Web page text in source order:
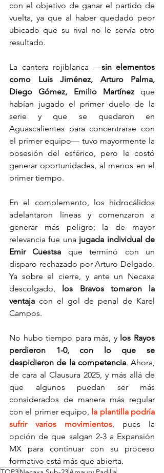
con el objetivo de ganar el partido de
vuelta, ya que al haber quedado peor
ubicado que su rival no le servía otro
resultado.
La cantera rojiblanca —sin elementos
como Luis Jiménez, Arturo Palma,
Diego Gómez, Emilio Martínez que
habían jugado el primer duelo de la
serie y que se quedaron en
Aguascalientes para concentrarse con
el primer equipo— tuvo mayormente la
posesión del esférico, pero le costó
generar oportunidades, al menos en el
primer tiempo.
En el complemento, los hidrocálidos
adelantaron líneas y comenzaron a
generar más peligro; la de mayor
relevancia fue una jugada individual de
Emir Cuestsa que terminó con un
disparo rechazado por Arturo Delgado.
Ya sobre el cierre, y ante un Necaxa
descolgado,
los Bravos tomaron la
ventaja con el gol de penal de Karel
Campos.
No hubo tiempo para más, y los Rayos
perdieron 1-0, con lo que se
despidieron de la competencia. Ahora,
de cara al Clausura 2025, y más allá de
que algunos puedan ser más
considerados de manera más regular
con el primer equipo, la plantilla podría
sufrir varios movimientos, pues la
opción de que salgan 2-3 a Expansión
MX para continuar con su proceso
formativo está más que abierta.